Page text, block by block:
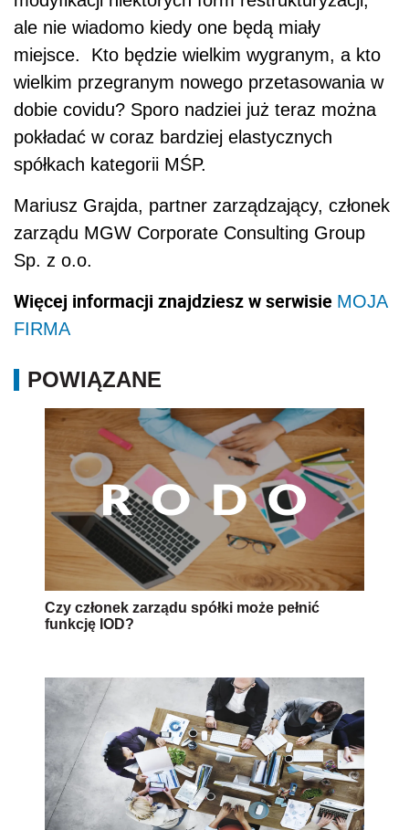
ale nie wiadomo kiedy one będą miały
miejsce. Kto będzie wielkim wygranym, a kto
wielkim przegranym nowego przetasowania w
dobie covidu? Sporo nadziei już teraz można
pokładać w coraz bardziej elastycznych
spółkach kategorii MŚP.
Mariusz Grajda, partner zarządzający, członek
zarządu MGW Corporate Consulting Group
Sp. z o.o.
Więcej informacji znajdziesz w serwisie MOJA
FIRMA
POWIĄZANE
Czy członek zarządu spółki może pełnić
funkcję IOD?